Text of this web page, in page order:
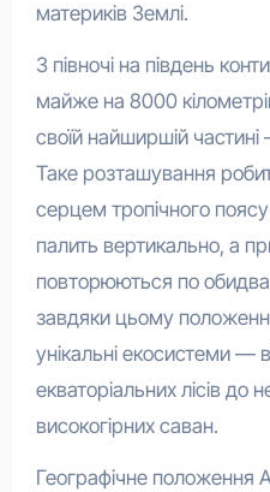
материків Землі.
З півночі на південь
майже на 8000
своїй найширшій
Таке розташування
серцем тропічного
палить вертикально, а
повторюються по
завдяки цьому
унікальні екосистеми —
екваторіальних лісів до
високогірних саван.
Географічне положення